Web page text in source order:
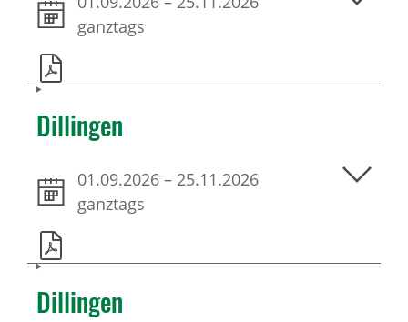
ganztags
Dillingen
01.09.2026 – 25.11.2026
ganztags
Dillingen